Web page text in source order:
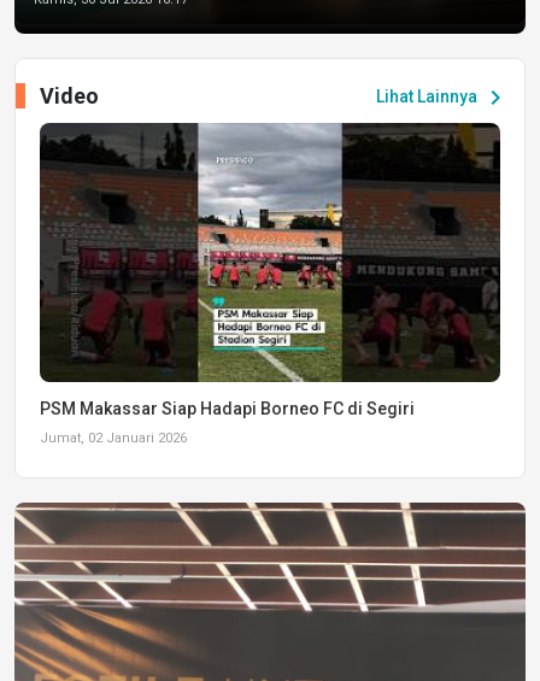
Lihat Lainnya chevron_right
Video
PSM Makassar Siap Hadapi Borneo FC di Segiri
Jumat, 02 Januari 2026